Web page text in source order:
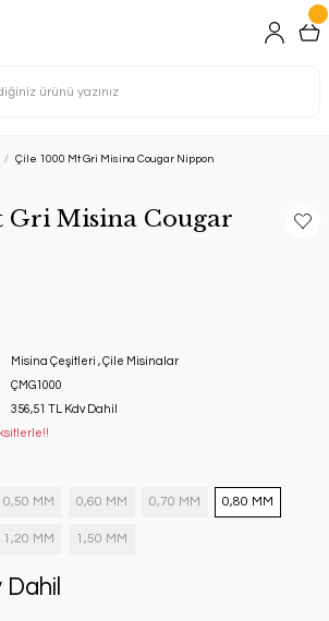
Çile 1000 Mt Gri Misina Cougar Nippon
Gri Misina Cougar
Misina Çeşitleri ,Çile Misinalar
ÇMG1000
356,51 TL Kdv Dahil
0,50 MM 0,60 MM 0,70 MM 0,80 MM
1,20 MM 1,50 MM